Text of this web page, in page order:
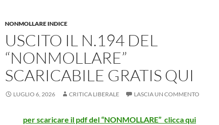
NONMOLLARE INDICE
USCITO IL N.194 DEL
“NONMOLLARE”
SCARICABILE GRATIS QUI
LUGLIO 6, 2026 CRITICA LIBERALE LASCIA UN COMMENTO
per scaricare il pdf del “NONMOLLARE” clicca qui